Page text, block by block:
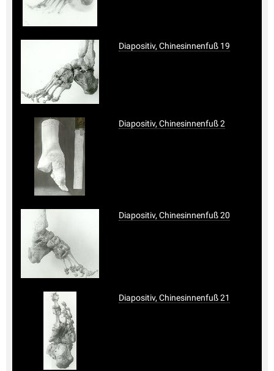
Diapositiv, Chinesinnenfuß 19
Diapositiv, Chinesinnenfuß 2
Diapositiv, Chinesinnenfuß 20
Diapositiv, Chinesinnenfuß 21